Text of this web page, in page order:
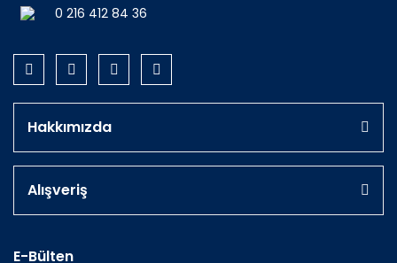
0 216 412 84 36
Hakkımızda
Alışveriş
E-Bülten